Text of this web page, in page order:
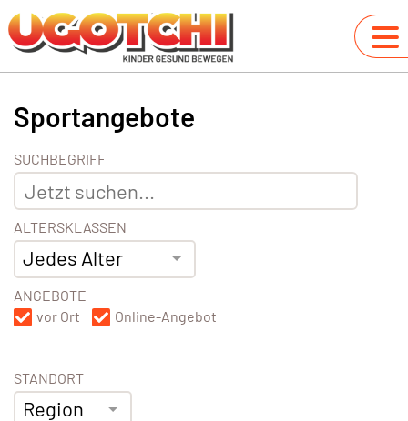
Sportangebote
SUCHBEGRIFF
ALTERSKLASSEN
Jedes Alter
ANGEBOTE
vor Ort
Online-Angebot
STANDORT
Region